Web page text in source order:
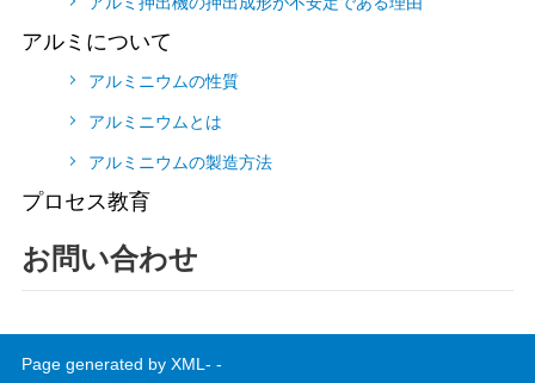
アルミについて
アルミニウムの性質
アルミニウムとは
アルミニウムの製造方法
プロセス教育
お問い合わせ
Page generated by XML- -